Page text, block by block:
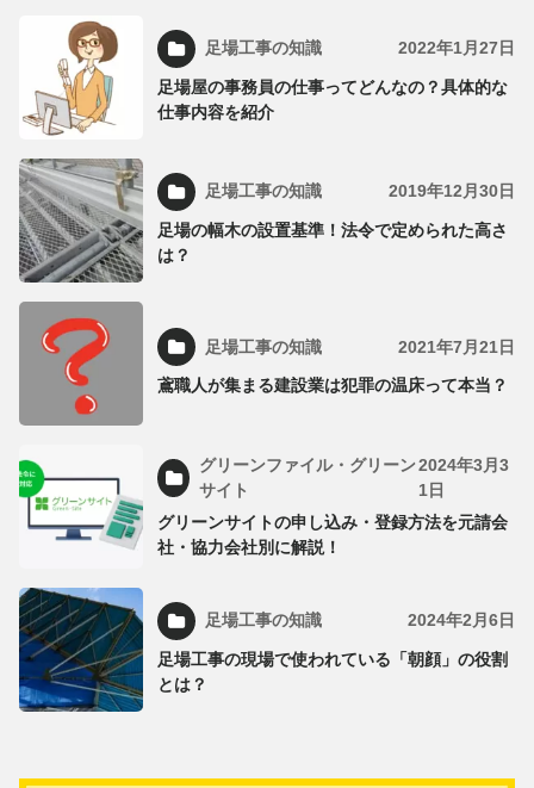
足場工事の知識 2022年1月27日
足場屋の事務員の仕事ってどんなの？具体的な
仕事内容を紹介
足場工事の知識 2019年12月30日
足場の幅木の設置基準！法令で定められた高さ
は？
足場工事の知識 2021年7月21日
鳶職人が集まる建設業は犯罪の温床って本当？
グリーンファイル・グリーン
サイト
2024年3月3
1日
グリーンサイトの申し込み・登録方法を元請会
社・協力会社別に解説！
足場工事の知識 2024年2月6日
足場工事の現場で使われている「朝顔」の役割
とは？